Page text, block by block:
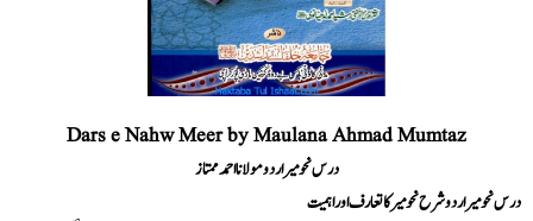
Dars e Nahw Meer by Maulana Ahmad Mumtaz
درس نحومیر اردو مولانا احمد ممتاز
درس نحومیر اردو شرح نحومیر کا تعارف اور اہمیت